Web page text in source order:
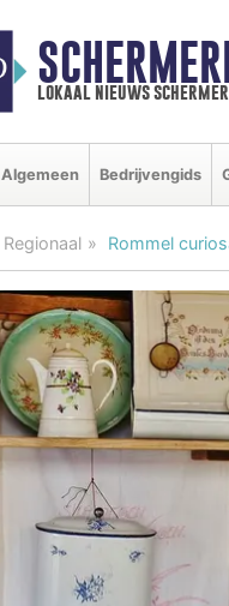
lokaal nieuws schermer
Algemeen Bedrijvengids
Regionaal Rommel